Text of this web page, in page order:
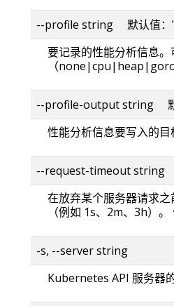
--profile string 默认值：
要记录的性能分析信息。
（
--profile-output string
性能分析信息要写入的目
--request-timeout string
在放弃某个服务器请求
（例如 1s、2m、3h）
-s, --server string
Kubernetes API 服务器